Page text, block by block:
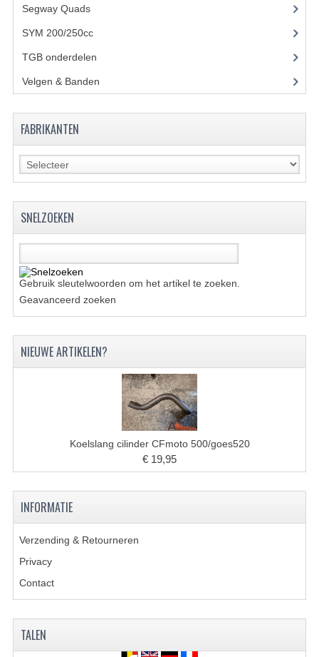
KAPPEN EN FRAME
REM SYSTEEM
SCHOKBREKERS
UITLAAT
SHINERAY 300ST 5E
SHINERAY 350ST-2E
SHINERAY SPYDER/STIXE 250CC
ACCESSOIRES
KABELS
KETTING EN TANDWIELEN
Segway Quads(6)
SYM 200/250cc(15)
TGB onderdelen
Velgen & Banden
FABRIKANTEN
SNELZOEKEN
Gebruik sleutelwoorden om het artikel te zoeken.
Geavanceerd zoeken
NIEUWE ARTIKELEN?
Koelslang cilinder CFmoto 500/goes520
€ 19,95
INFORMATIE
Verzending & Retourneren
Privacy
Contact
TALEN